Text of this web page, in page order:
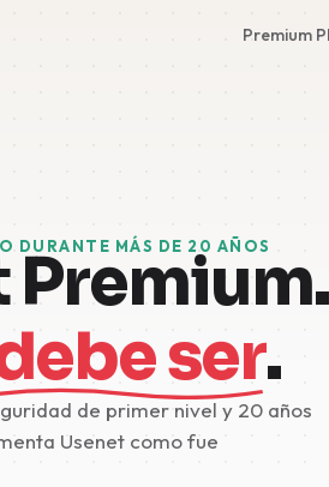
Premium
DURANTE MÁS DE 20 AÑOS
Premium.
ser.
de primer nivel y 20 años
Usenet como fue